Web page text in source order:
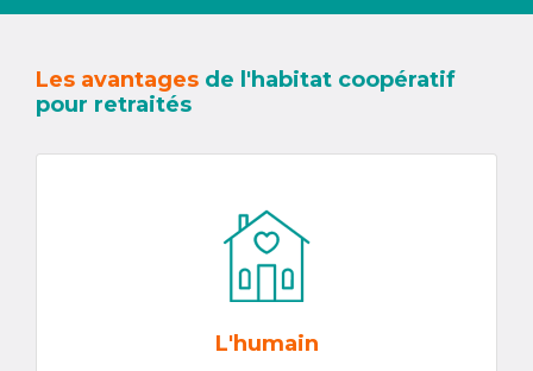
Les avantages de l'habitat coopératif
pour retraités
L'humain